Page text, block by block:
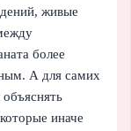
живые
более
А для самих
иначе